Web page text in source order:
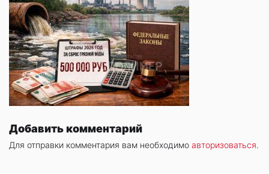
Добавить комментарий
Для отправки комментария вам необходимо авторизоваться.